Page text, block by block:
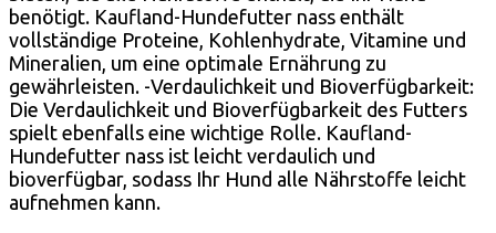
benötigt. Kaufland-Hundefutter nass enthält
vollständige Proteine, Kohlenhydrate, Vitamine und
Mineralien, um eine optimale Ernährung zu
gewährleisten. -Verdaulichkeit und Bioverfügbarkeit:
Die Verdaulichkeit und Bioverfügbarkeit des Futters
spielt ebenfalls eine wichtige Rolle. Kaufland-
Hundefutter nass ist leicht verdaulich und
bioverfügbar, sodass Ihr Hund alle Nährstoffe leicht
aufnehmen kann.